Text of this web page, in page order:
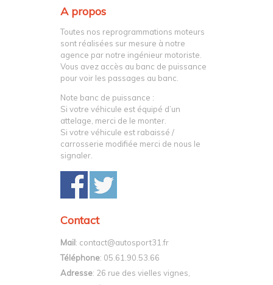
A propos
Toutes nos reprogrammations moteurs
sont réalisées sur mesure à notre
agence par notre ingénieur motoriste.
Vous avez accès au banc de puissance
pour voir les passages au banc.
Note banc de puissance :
Si votre véhicule est équipé d’un
attelage, merci de le monter.
Si votre véhicule est rabaissé /
carrosserie modifiée merci de nous le
signaler.
Contact
Mail: contact@autosport31.fr
Téléphone: 05.61.90.53.66
Adresse: 26 rue des vielles vignes,